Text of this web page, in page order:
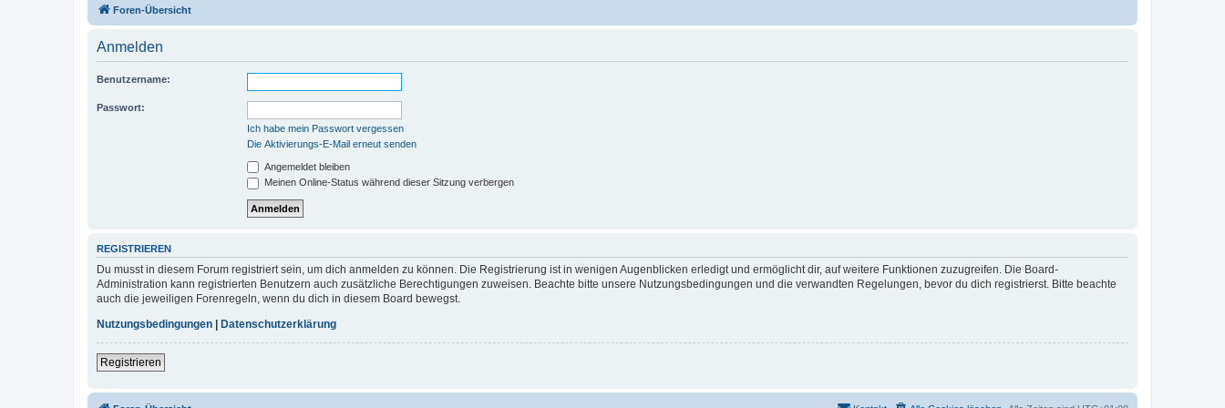
Foren-Übersicht
Anmelden
Benutzername:
Passwort:
Ich habe mein Passwort vergessen
Die Aktivierungs-E-Mail erneut senden
Angemeldet bleiben
Meinen Online-Status während dieser Sitzung verbergen
REGISTRIEREN
Du musst in diesem Forum registriert sein, um dich anmelden zu können. Die Registrierung ist in wenigen Augenblicken erledigt und ermöglicht dir, auf weitere Funktionen zuzugreifen. Die Board-
Administration kann registrierten Benutzern auch zusätzliche Berechtigungen zuweisen. Beachte bitte unsere Nutzungsbedingungen und die verwandten Regelungen, bevor du dich registrierst. Bitte beachte
auch die jeweiligen Forenregeln, wenn du dich in diesem Board bewegst.
Nutzungsbedingungen
Datenschutzerklärung
Registrieren